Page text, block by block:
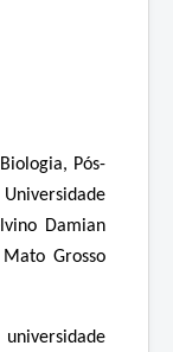
Pós-
Damian
Grosso